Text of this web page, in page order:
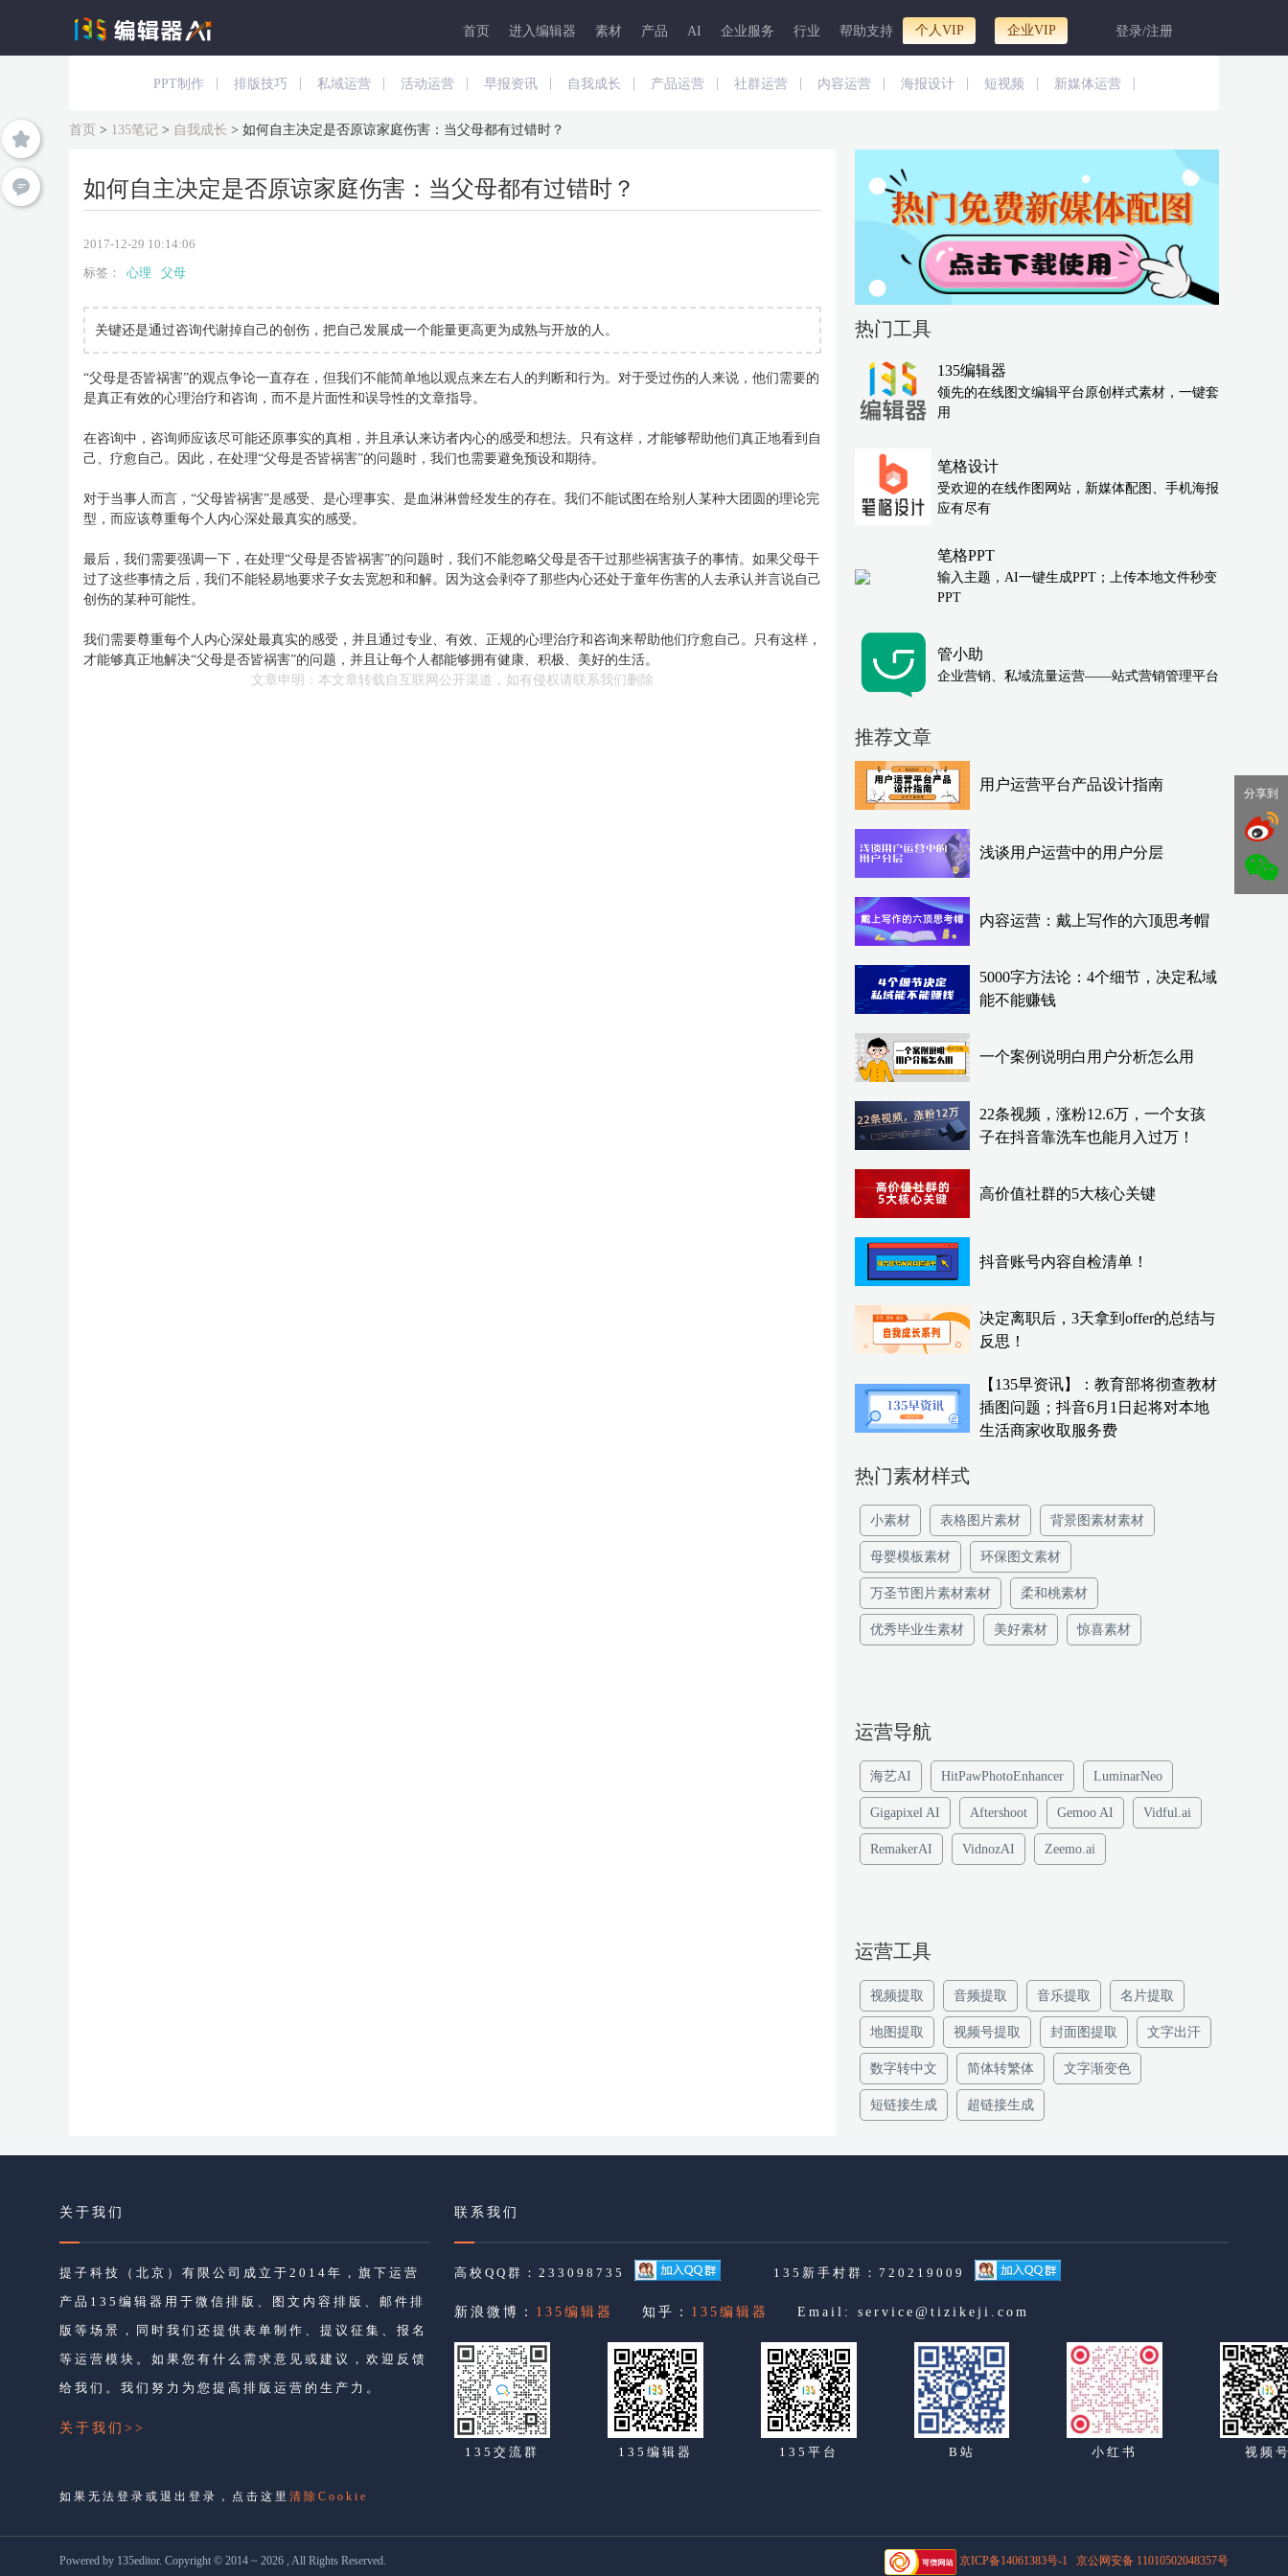
首页 进入编辑器 素材 产品 AI 企业服务 行业 帮助支持 个人VIP 企业VIP 登录/注册
PPT制作 排版技巧 私域运营 活动运营 早报资讯 自我成长 产品运营 社群运营 内容运营 海报设计 短视频 新媒体运营
首页 > 135笔记 > 自我成长 > 如何自主决定是否原谅家庭伤害：当父母都有过错时？
如何自主决定是否原谅家庭伤害：当父母都有过错时？
2017-12-29 10:14:06
标签： 心理 父母
关键还是通过咨询代谢掉自己的创伤，把自己发展成一个能量更高更为成熟与开放的人。
“父母是否皆祸害”的观点争论一直存在，但我们不能简单地以观点来左右人的判断和行为。对于受过伤的人来说，他们需要的
是真正有效的心理治疗和咨询，而不是片面性和误导性的文章指导。
在咨询中，咨询师应该尽可能还原事实的真相，并且承认来访者内心的感受和想法。只有这样，才能够帮助他们真正地看到自
己、疗愈自己。因此，在处理“父母是否皆祸害”的问题时，我们也需要避免预设和期待。
对于当事人而言，“父母皆祸害”是感受、是心理事实、是血淋淋曾经发生的存在。我们不能试图在给别人某种大团圆的理论完
型，而应该尊重每个人内心深处最真实的感受。
最后，我们需要强调一下，在处理“父母是否皆祸害”的问题时，我们不能忽略父母是否干过那些祸害孩子的事情。如果父母干
过了这些事情之后，我们不能轻易地要求子女去宽恕和和解。因为这会剥夺了那些内心还处于童年伤害的人去承认并言说自己
创伤的某种可能性。
我们需要尊重每个人内心深处最真实的感受，并且通过专业、有效、正规的心理治疗和咨询来帮助他们疗愈自己。只有这样，
才能够真正地解决“父母是否皆祸害”的问题，并且让每个人都能够拥有健康、积极、美好的生活。
文章申明：本文章转载自互联网公开渠道，如有侵权请联系我们删除
热门工具
135编辑器
领先的在线图文编辑平台原创样式素材，一键套
用
笔格设计
受欢迎的在线作图网站，新媒体配图、手机海报
应有尽有
笔格PPT
输入主题，AI一键生成PPT；上传本地文件秒变
PPT
管小助
企业营销、私域流量运营——站式营销管理平台
推荐文章
用户运营平台产品设计指南
浅谈用户运营中的用户分层
内容运营：戴上写作的六顶思考帽
5000字方法论：4个细节，决定私域
能不能赚钱
一个案例说明白用户分析怎么用
22条视频，涨粉12.6万，一个女孩
子在抖音靠洗车也能月入过万！
高价值社群的5大核心关键
抖音账号内容自检清单！
决定离职后，3天拿到offer的总结与
反思！
【135早资讯】：教育部将彻查教材
插图问题；抖音6月1日起将对本地
生活商家收取服务费
热门素材样式
小素材 表格图片素材 背景图素材素材
母婴模板素材 环保图文素材
万圣节图片素材素材 柔和桃素材
优秀毕业生素材 美好素材 惊喜素材
运营导航
海艺AI HitPawPhotoEnhancer LuminarNeo
Gigapixel AI Aftershoot Gemoo AI Vidful.ai
RemakerAI VidnozAI Zeemo.ai
运营工具
视频提取 音频提取 音乐提取 名片提取
地图提取 视频号提取 封面图提取 文字出汗
数字转中文 简体转繁体 文字渐变色
短链接生成 超链接生成
分享到
关于我们
提子科技（北京）有限公司成立于2014年，旗下运营
产品135编辑器用于微信排版、图文内容排版、邮件排
版等场景，同时我们还提供表单制作、提议征集、报名
等运营模块。如果您有什么需求意见或建议，欢迎反馈
给我们。我们努力为您提高排版运营的生产力。
关于我们>>
联系我们
高校QQ群：233098735 135新手村群：720219009
新浪微博： 135编辑器 知乎： 135编辑器 Email: service@tizikeji.com
135交流群 135编辑器 135平台 B站 小红书 视频
如果无法登录或退出登录，点击这里 清除Cookie
京ICP备14061383号-1 京公网安备 11010502048357号
Powered by 135editor. Copyright © 2014 ~ 2026 , All Rights Reserved.